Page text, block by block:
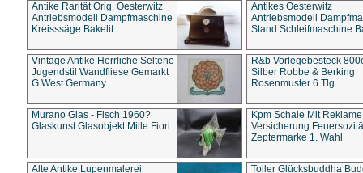
Antike Rarität Orig. Oesterwitz
Antriebsmodell Dampfmaschine
Kreisssäge Bakelit
Antikes Oesterwitz
Antriebsmodell
Stand Schleifmaschine
Vintage Antike Herrliche Seltene
Jugendstil Wandfliese Gemarkt
G West Germany
R&b Vorlegebesteck
Silber Robbe & Berking
Rosenmuster 6 Tlg.
Murano Glas - Fisch 1960?
Glaskunst Glasobjekt Mille Fiori
Kpm Schale Mit Reklame
Versicherung
Zeptermarke 1. Wahl
Alte Antike Lupenmalerei
Toller Glücksbuddha